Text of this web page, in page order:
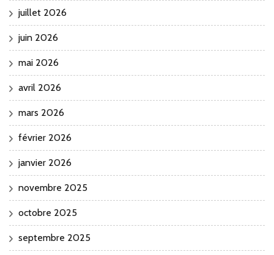
juillet 2026
juin 2026
mai 2026
avril 2026
mars 2026
février 2026
janvier 2026
novembre 2025
octobre 2025
septembre 2025